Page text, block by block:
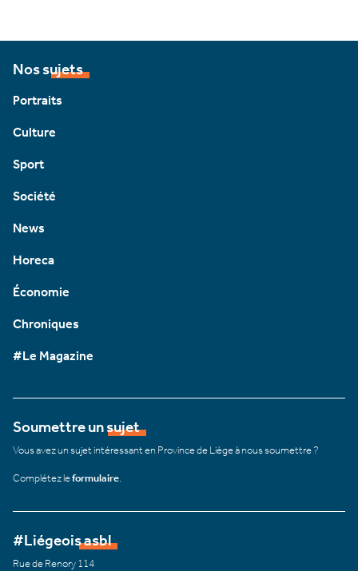
Nos sujets
Portraits
Culture
Sport
Société
News
Horeca
Économie
Chroniques
#Le Magazine
Soumettre un sujet
Vous avez un sujet intéressant en Province de Liège à nous soumettre ?
Complétez leformulaire
#Liégeois asbl
Rue de Renory 114